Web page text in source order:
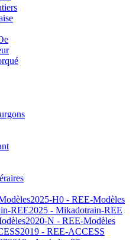
2025-H0 - REE-Modèles
2025 - Mikadotrain-REE
2020-N - REE-Modèles
2019 - REE-ACCESS